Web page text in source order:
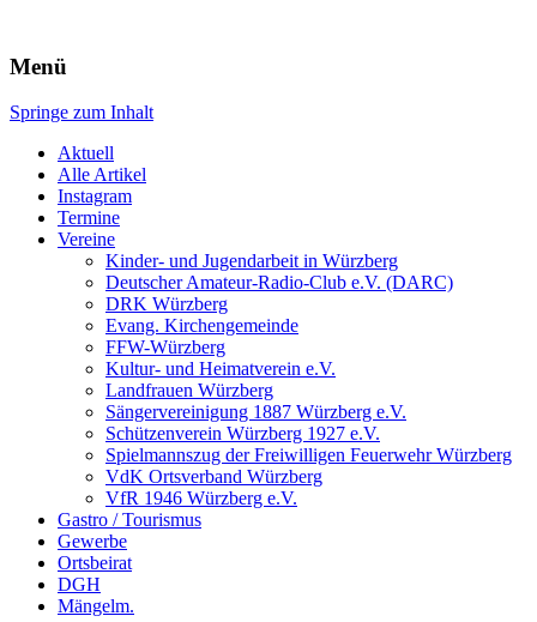
Würzberg.info
Suchen
Menü
Springe zum Inhalt
Aktuell
Alle Artikel
Instagram
Termine
Vereine
Kinder- und Jugendarbeit in Würzberg
Deutscher Amateur-Radio-Club e.V. (DARC)
DRK Würzberg
Evang. Kirchengemeinde
FFW-Würzberg
Kultur- und Heimatverein e.V.
Landfrauen Würzberg
Sängervereinigung 1887 Würzberg e.V.
Schützenverein Würzberg 1927 e.V.
Spielmannszug der Freiwilligen Feuerwehr Würzberg
VdK Ortsverband Würzberg
VfR 1946 Würzberg e.V.
Gastro / Tourismus
Gewerbe
Ortsbeirat
DGH
Mängelm.